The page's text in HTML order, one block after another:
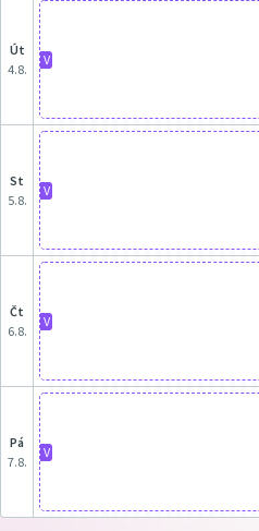
út
4.8.
V
st
5.8.
V
čt
6.8.
V
pá
7.8.
V